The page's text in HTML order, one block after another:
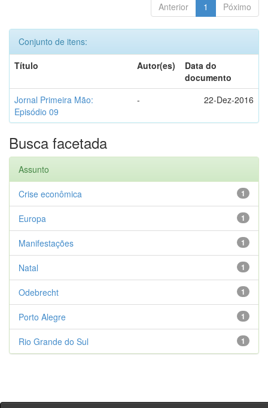
Anterior 1 Póximo
Conjunto de itens:
Título
Autor(es)
Data do
documento
Jornal Primeira Mão:
Episódio 09
- 22-Dez-2016
Busca facetada
Assunto
1
Crise econômica
1
Europa
1
Manifestações
1
Natal
1
Odebrecht
1
Porto Alegre
1
Rio Grande do Sul